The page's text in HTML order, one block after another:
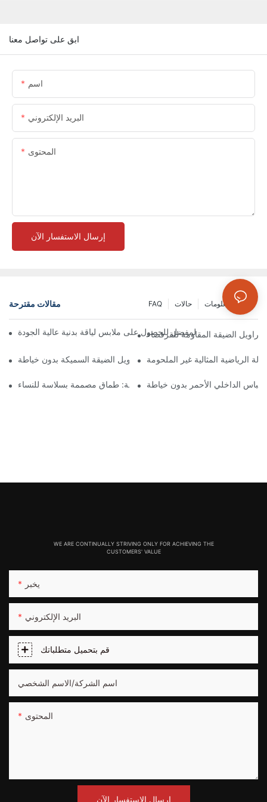
ابق على تواصل معنا
اسم
البريد الإلكتروني
المحتوى
إرسال الاستفسار الآن
مقالات مقترحة مركز المعلومات حالات FAQ
البدنية: دليلك المفضل للحصول على ملابس لياقة بدنية عالية الجودة
الضيقة المقاومة للقرفصاء
تمتع بالراحة والأناقة مع هذه السراويل الضيقة السميكة بدون خياطة
الرياضية المثالية غير الملحومة
الكشف عن الراحة المطلقة: طماق مصممة بسلاسة للنساء
WE ARE CONTINUALLY STRIVING ONLY FOR ACHIEVING THE
CUSTOMERS' VALUE
يخبر
البريد الإلكتروني
قم بتحميل متطلباتك
اسم الشركة/الاسم الشخصي
المحتوى
إرسال الاستفسار الآن